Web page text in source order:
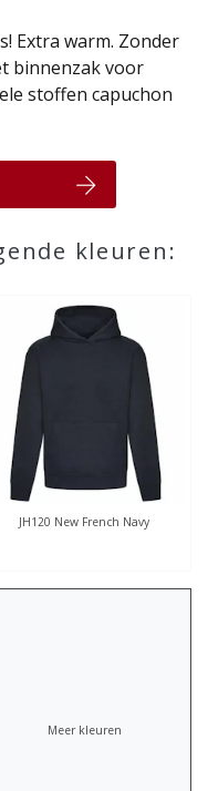
Extra warm. Zonder
binnenzak voor
stoffen capuchon
kleuren:
JH120 New French Navy
Meer kleuren